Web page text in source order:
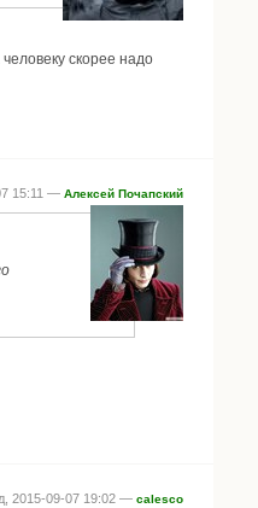
скорее надо
15:11 — Алексей Почапский
2015-09-07 19:02 — calesco